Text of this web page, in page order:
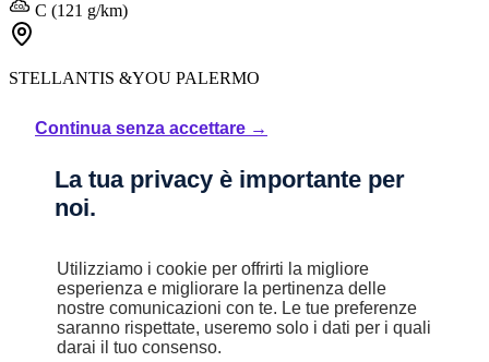
C (121 g/km)
STELLANTIS &YOU PALERMO
20.250 €
Iva inclusa
Continua senza accettare →
La tua privacy è importante per
noi.
Utilizziamo i cookie per offrirti la migliore
esperienza e migliorare la pertinenza delle
nostre comunicazioni con te. Le tue preferenze
saranno rispettate, useremo solo i dati per i quali
darai il tuo consenso.